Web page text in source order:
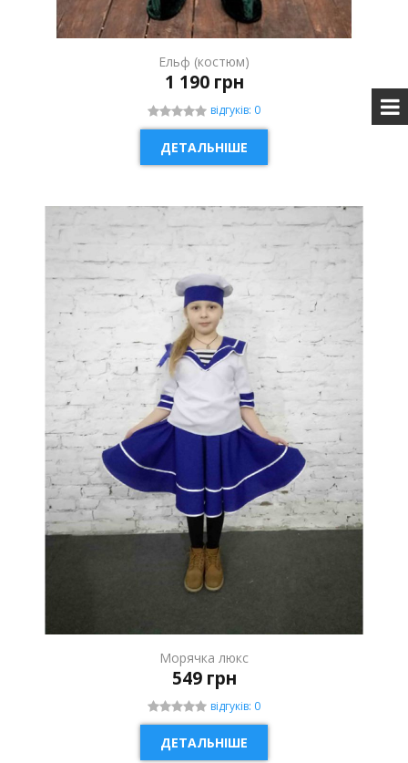
Ельф (костюм)
1 190 грн
відгуків: 0
ДЕТАЛЬНІШЕ
Морячка люкс
549 грн
відгуків: 0
ДЕТАЛЬНІШЕ